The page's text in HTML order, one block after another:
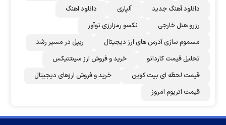
دانلود آهنگ جدید
آلپاری
دانلود اهنگ
رزرو هتل خارجی
نکسو رمزارزی نوآور
مسموم سازی آدرس های ارز دیجیتال
ریپل در مسیر رشد
تحلیل قیمت کاردانو
خرید و فروش ارز سینتتیکس
قیمت لحظه ای بیت کوین
خرید و فروش ارزهای دیجیتال
قیمت اتریوم امروز